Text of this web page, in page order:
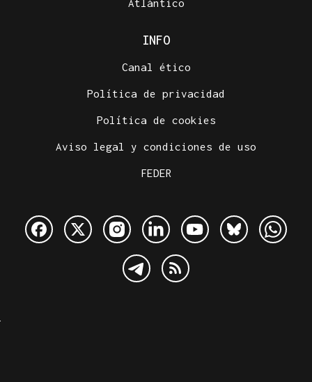
Atlántico
INFO
Canal ético
Política de privacidad
Política de cookies
Aviso legal y condiciones de uso
FEDER